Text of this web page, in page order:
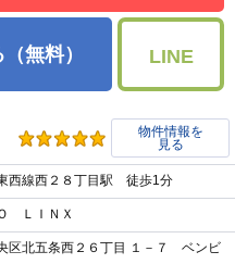
無料） LINE
物件情報を
見る
西線西２８丁目駅 徒歩1分
ＬＩＮＸ
区北五条西２６丁目 １－７ ベンビ